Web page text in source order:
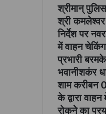
श्रीमान्
श्री कमलेश्वर
निर्देश पर
में वाहन चेकिंग
प्रभारी
भवानीशकंर
शाम करीबन
के द्वारा
रोकने का